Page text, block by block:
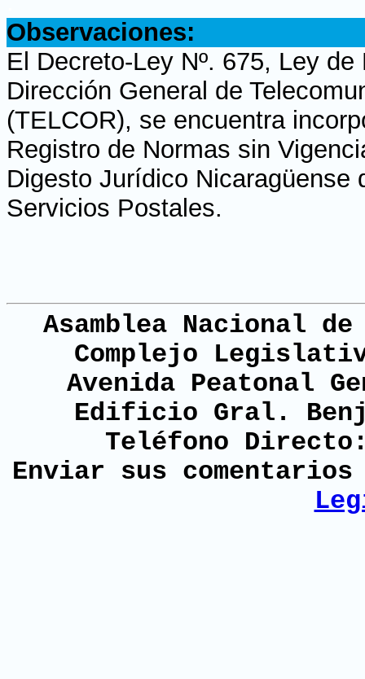
Observaciones:
El Decreto-Ley Nº. 675, Ley
Dirección General de
(TELCOR), se encuentra
Registro de Normas sin
Digesto Jurídico Nicaragüense
Servicios Postales.
Asamblea Nacional
Complejo
Avenida Peatonal
Edificio Gral.
Teléfono
Enviar sus